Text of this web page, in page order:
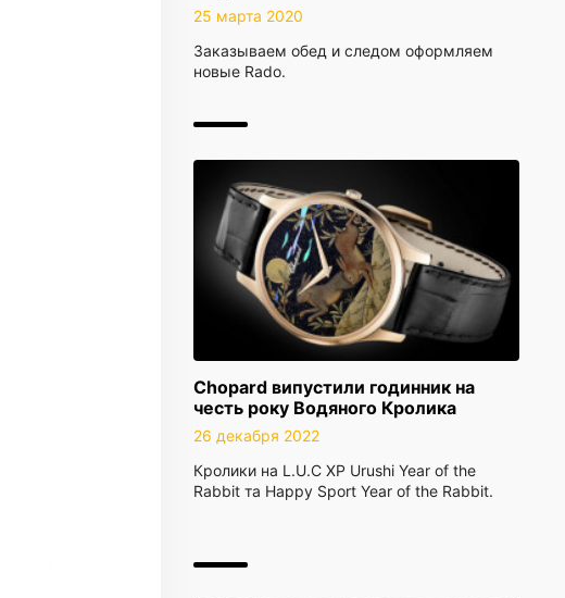
25 марта 2020
Заказываем обед и следом оформляем
новые Rado.
Chopard випустили годинник на
честь року Водяного Кролика
26 декабря 2022
Кролики на L.U.C XP Urushi Year of the
Rabbit та Happy Sport Year of the Rabbit.